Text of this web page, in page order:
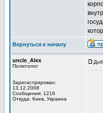
Вернуться к началу
uncle_Alex
Политолог
Зарегистрирован:
13.12.2008
Сообщения: 1216
Откуда: Киев, Украина